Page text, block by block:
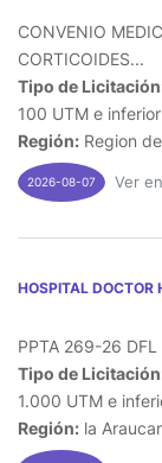
CONVENIO
CORTICOIDES...
Tipo de
100 UTM e
Región: Region
2026-08-07 Ver
HOSPITAL DOCTOR
PPTA 269-26 DFL
Tipo de
1.000 UTM e
Región: la